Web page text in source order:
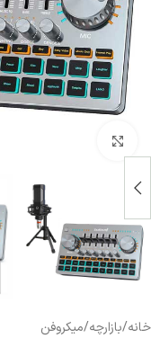
خانه/بازارچه/میکروفن